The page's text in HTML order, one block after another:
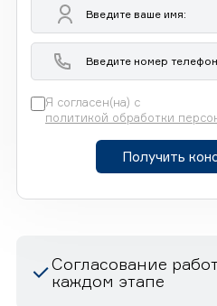
Я согласен(на) с
политикой обработки
Получить
Согласование
каждом этапе